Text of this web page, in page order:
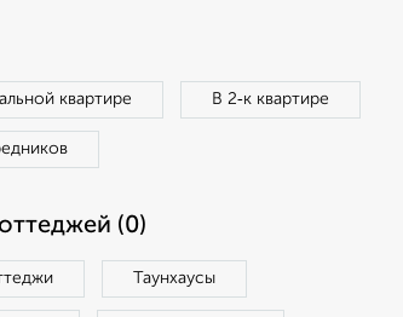
квартире В 2‑к квартире
(0)
Таунхаусы